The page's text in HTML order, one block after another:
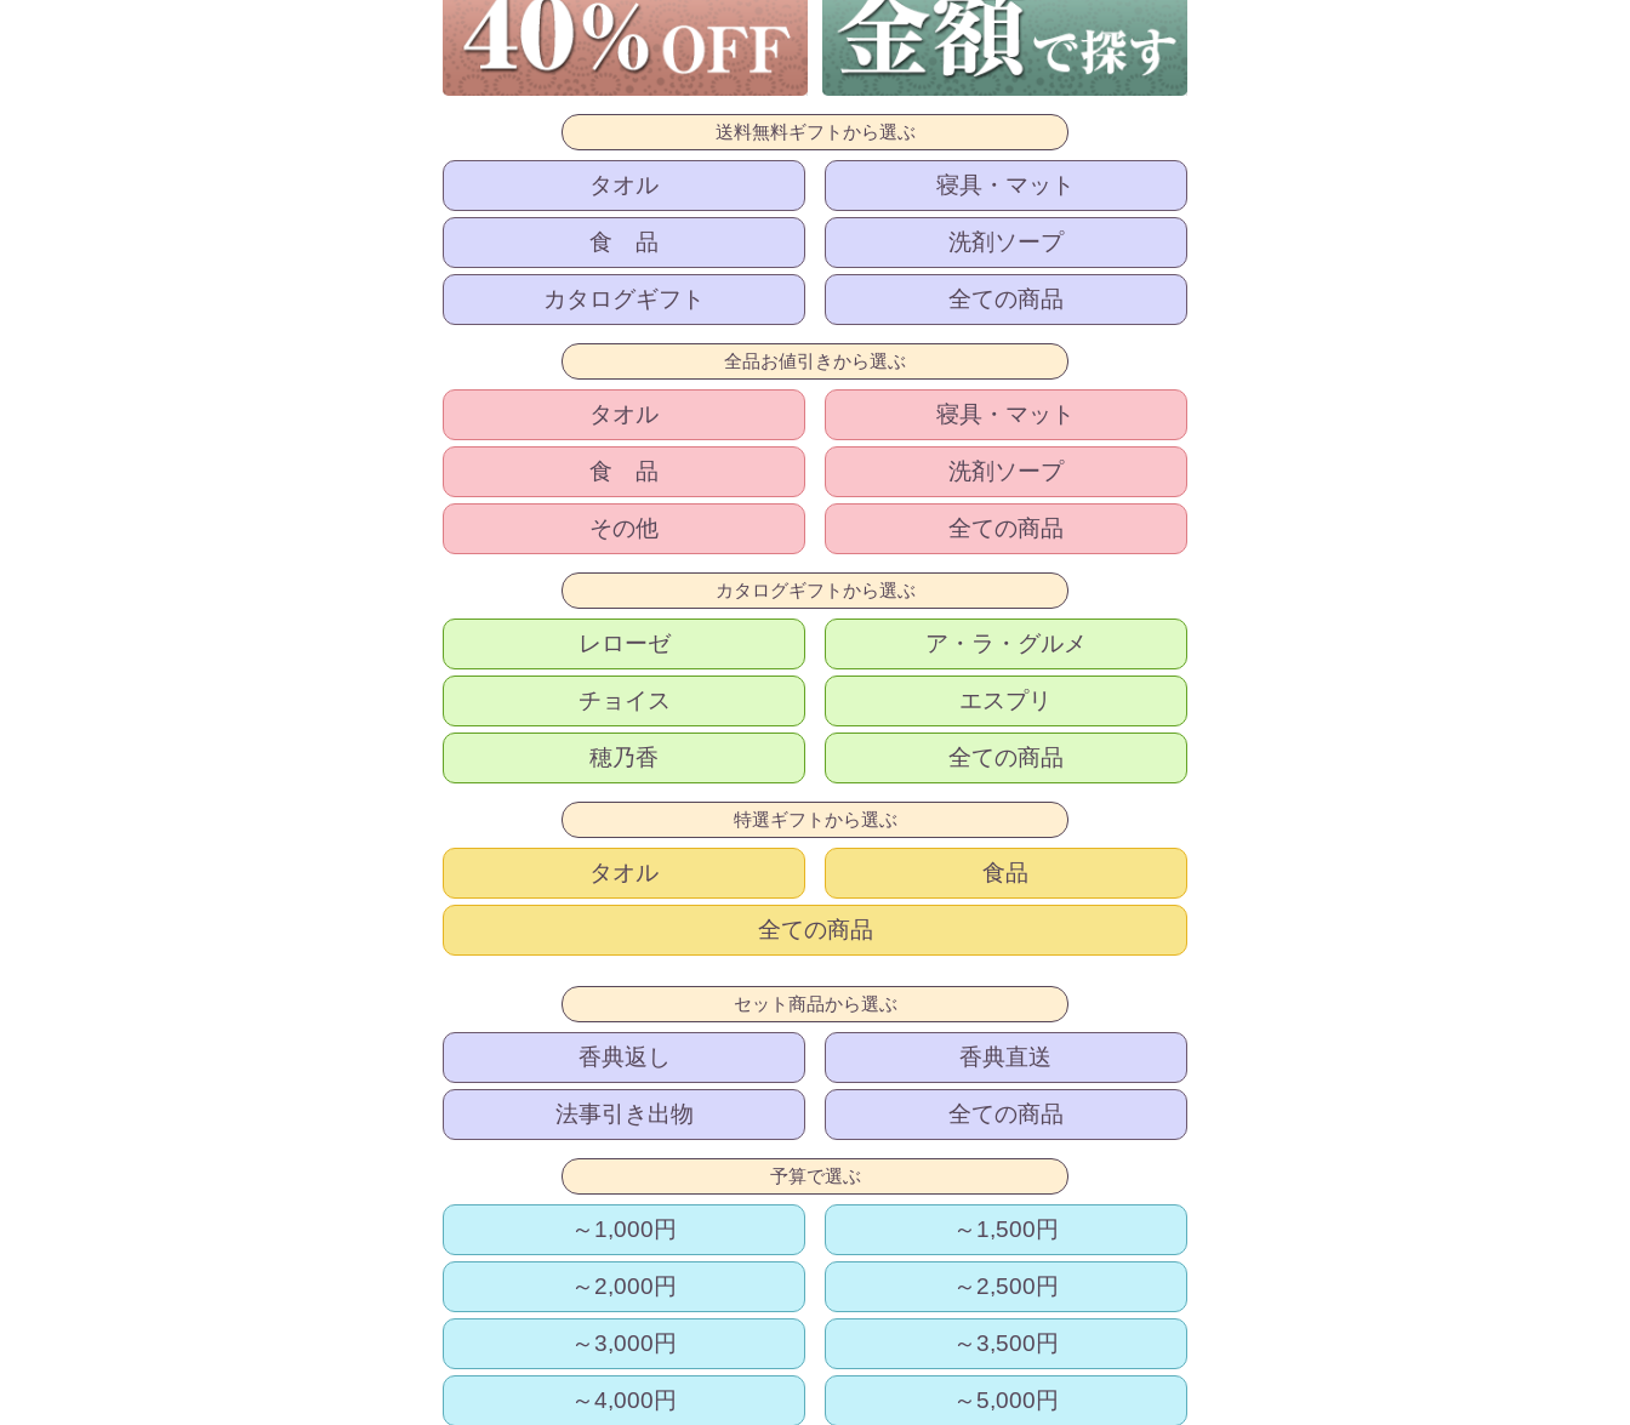
送料無料ギフトから選ぶ
タオル 寝具・マット
食 品 洗剤ソープ
カタログギフト 全ての商品
全品お値引きから選ぶ
タオル 寝具・マット
食 品 洗剤ソープ
その他 全ての商品
カタログギフトから選ぶ
レローゼ ア・ラ・グルメ
チョイス エスプリ
穂乃香 全ての商品
特選ギフトから選ぶ
タオル 食品
全ての商品
セット商品から選ぶ
香典返し 香典直送
法事引き出物 全ての商品
予算で選ぶ
～1,000円 ～1,500円
～2,000円 ～2,500円
～3,000円 ～3,500円
～4,000円 ～5,000円